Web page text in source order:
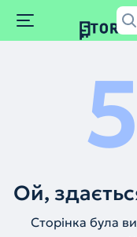
5
Ой,
Сторінка була